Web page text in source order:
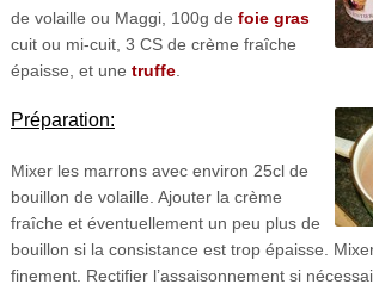
de volaille ou Maggi, 100g de foie gras
cuit ou mi-cuit, 3 CS de crème fraîche
épaisse, et une truffe.
Préparation:
Mixer les marrons avec environ 25cl de
bouillon de volaille. Ajouter la crème
fraîche et éventuellement un peu plus de
bouillon si la consistance est trop épaisse.
finement. Rectifier l’assaisonnement si